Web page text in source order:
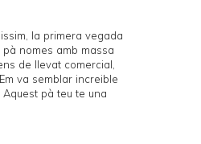
la primera vegada
nomes amb massa
de llevat comercial,
va semblar increible
Aquest pà teu te una